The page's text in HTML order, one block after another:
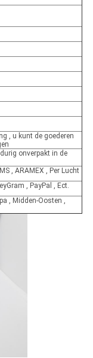
, u kunt de goederen
onverpakt in de
, ARAMEX , Per Lucht
, PayPal , Ect.
, Midden-Oosten ,